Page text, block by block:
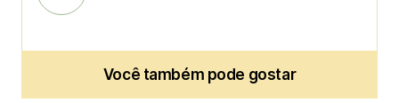
Você também pode gostar